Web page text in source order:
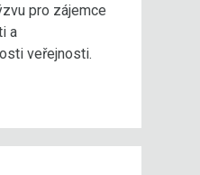
pro zájemce
a
veřejnosti.